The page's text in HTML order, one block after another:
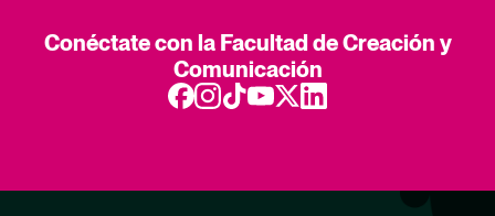
Conéctate con la Facultad de Creación y
Comunicación